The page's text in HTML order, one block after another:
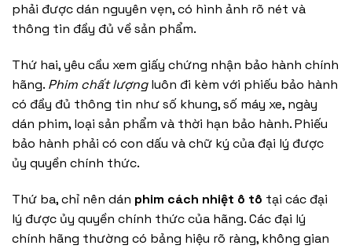
phải được dán nguyên vẹn, có hình ảnh rõ nét và
thông tin đầy đủ về sản phẩm.
Thứ hai, yêu cầu xem giấy chứng nhận bảo hành chính
hãng. Phim chất lượngluôn đi kèm với phiếu bảo hành
có đầy đủ thông tin như số khung, số máy xe, ngày
dán phim, loại sản phẩm và thời hạn bảo hành. Phiếu
bảo hành phải có con dấu và chữ ký của đại lý được
ủy quyền chính thức.
Thứ ba, chỉ nên dán phim cách nhiệt ô tô tại các đại
lý được ủy quyền chính thức của hãng. Các đại lý
chính hãng thường có bảng hiệu rõ ràng, không gian